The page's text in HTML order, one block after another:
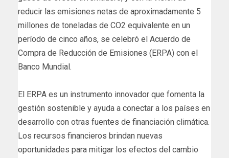
reducir las emisiones netas de aproximadamente 5
millones de toneladas de CO2 equivalente en un
período de cinco años, se celebró el Acuerdo de
Compra de Reducción de Emisiones (ERPA) con el
Banco Mundial.
El ERPA es un instrumento innovador que fomenta la
gestión sostenible y ayuda a conectar a los países en
desarrollo con otras fuentes de financiación climática.
Los recursos financieros brindan nuevas
oportunidades para mitigar los efectos del cambio